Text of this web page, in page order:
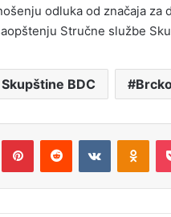
odluka od značaja za
Stručne službe
BDC